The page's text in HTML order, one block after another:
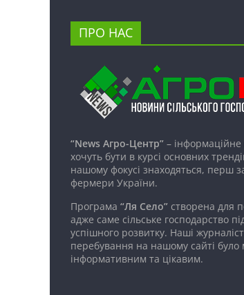
ПРО НАС
“News Агро-Центр” –
хочуть бути в курсі основних
нашому фокусі знаходяться, перш
фермери України.
Програма “Ля Село” створена для
адже саме сільське господарство
успішного розвитку. Наші
перебування на нашому сайті
інформативним та цікавим.